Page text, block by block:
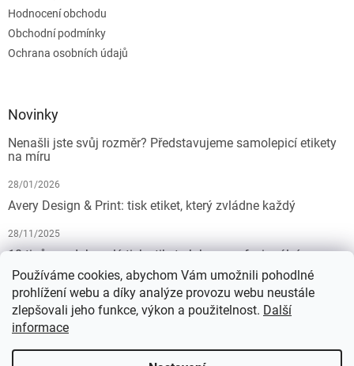
Používáme cookies, abychom Vám umožnili pohodlné
prohlížení webu a díky analýze provozu webu neustále
zlepšovali jeho funkce, výkon a použitelnost. Další
informace
Hodnocení obchodu
Obchodní podmínky
Ochrana osobních údajů
Novinky
Nenašli jste svůj rozměr? Představujeme samolepicí etikety
na míru
28/01/2026
Avery Design & Print: tisk etiket, který zvládne každý
28/11/2025
10 tipů pro dokonalý tisk etiket: Jak na profesionální
výsledek bez starostí
19/07/2025